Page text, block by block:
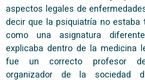
aspectos legales de
decir que la psiquiatría no estaba
como una asignatura
explicaba dentro de la medicina
fue un correcto profesor
organizador de la sociedad